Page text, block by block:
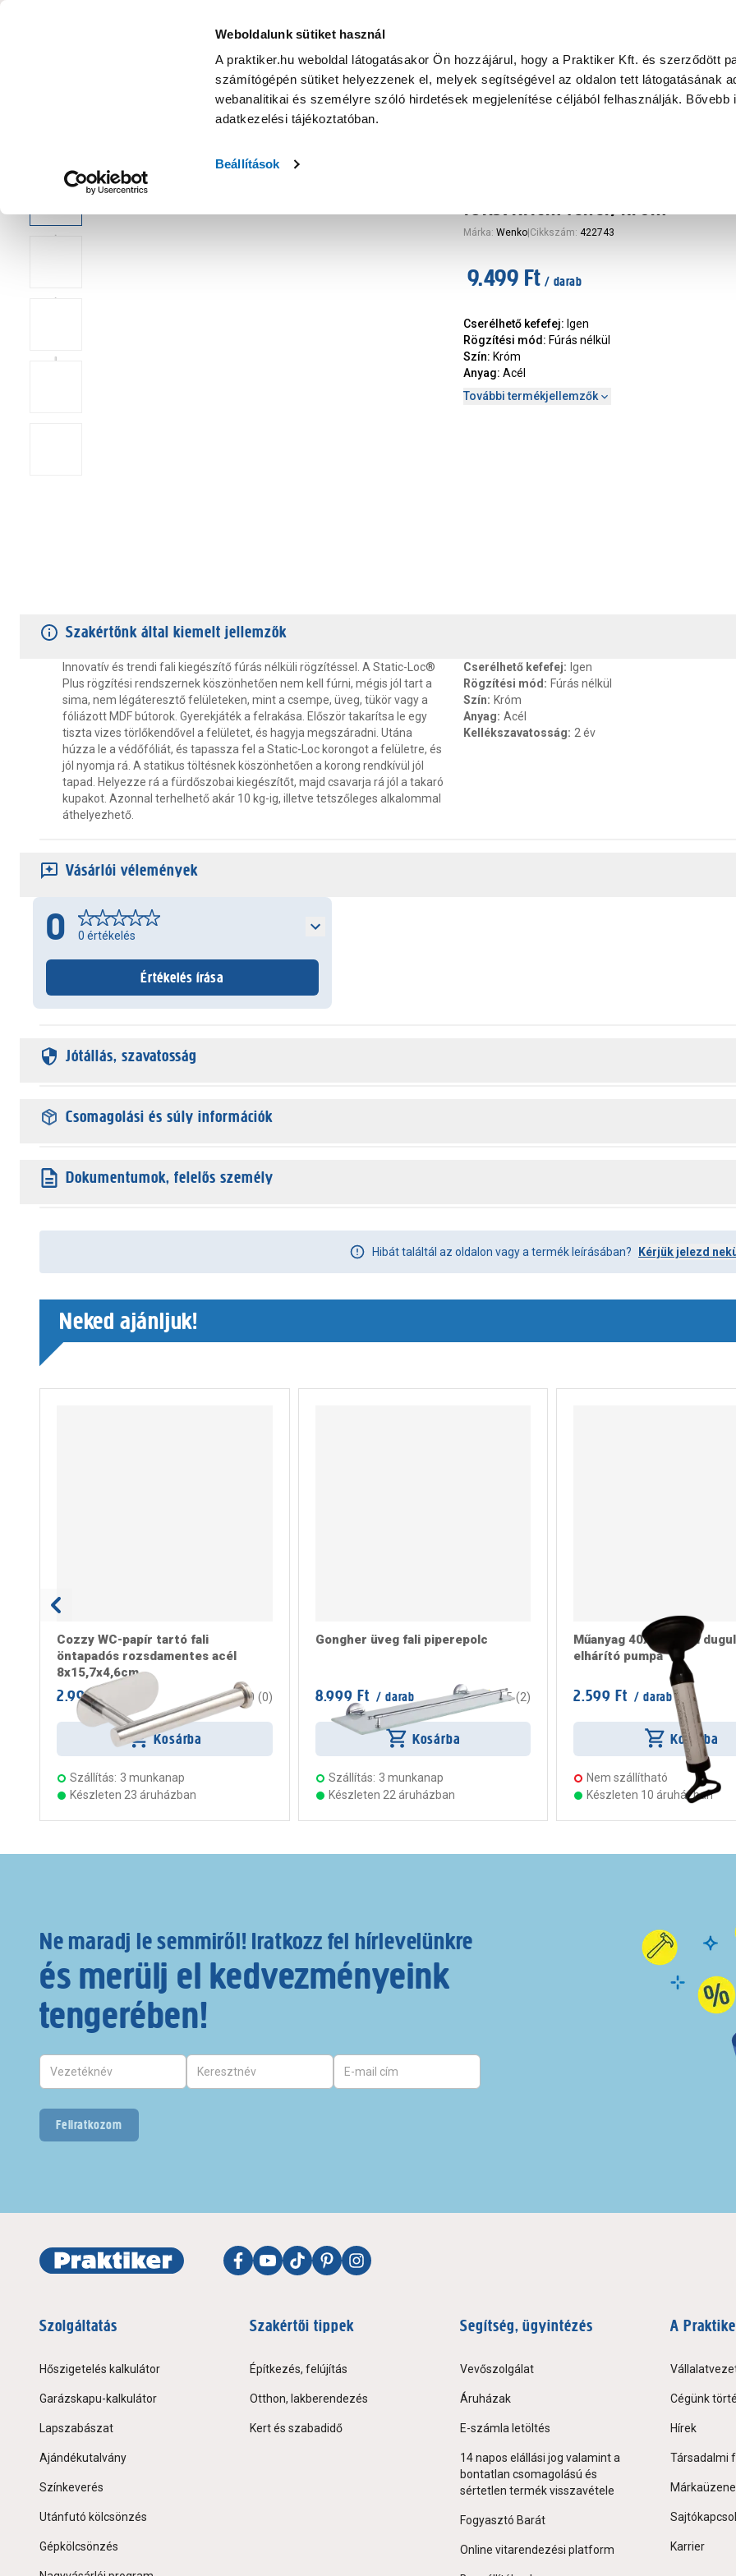
Weboldalunk sütiket használ
A praktiker.hu weboldal látogatásakor Ön hozzájárul, hogy a Praktiker Kft. és szerződött
számítógépén sütiket helyezzenek el, melyek segítségével az oldalon tett látogatásának
webanalitikai és személyre szóló hirdetések megjelenítése céljából felhasználják. Bővebb
adatkezelési tájékoztatóban.
Beállítások
KATEGÓRIÁK
Nyereményjáték Praktiker Professional Szakiajánló Ügyintézés és Információ
10x37x11cm fehér/króm
Márka: Wenko Cikkszám: 422743
9.499 Ft / darab
Cserélhető kefefej: Igen
Rögzítési mód : Fúrás nélkül
Szín: Króm
Anyag: Acél
További termékjellemzők
Szakértőnk által kiemelt jellemzők
Innovatív és trendi fali kiegészítő fúrás nélküli rögzítéssel. A Static-Loc®
Plus rögzítési rendszernek köszönhetően nem kell fúrni, mégis jól tart a
sima, nem légáteresztő felületeken, mint a csempe, üveg, tükör vagy a
fóliázott MDF bútorok. Gyerekjáték a felrakása. Először takarítsa le egy
tiszta vizes törlőkendővel a felületet, és hagyja megszáradni. Utána
húzza le a védőfóliát, és tapassza fel a Static-Loc korongot a felületre, és
jól nyomja rá. A statikus töltésnek köszönhetően a korong rendkívül jól
tapad. Helyezze rá a fürdőszobai kiegészítőt, majd csavarja rá jól a takaró
kupakot. Azonnal terhelhető akár 10 kg-ig, illetve tetszőleges alkalommal
áthelyezhető.
Cserélhető kefefej: Igen
Rögzítési mód : Fúrás nélkül
Szín: Króm
Anyag: Acél
Kellékszavatosság: 2 év
Vásárlói vélemények
0 0 értékelés
Értékelés írása
Jótállás, szavatosság
Csomagolási és súly információk
Dokumentumok, felelős személy
Hibát találtál az oldalon vagy a termék leírásában? Kérjük jelezd
Neked ajánljuk!
Cozzy WC-papír tartó fali
öntapadós rozsdamentes acél
8x15,7x4,6cm
2.999 Ft / darab 0 (0)
Kosárba
Szállítás: 3 munkanap
Készleten 23 áruházban
Gongher üveg fali piperepolc
8.999 Ft / darab 4.5 (2)
Kosárba
Szállítás: 3 munkanap
Készleten 22 áruházban
Műanyag 40x16x7 cm
elhárító pumpa
2.599 Ft / darab
Kosárba
Nem szállítható
Készleten 10 áruházban
Ne maradj le semmiről! Iratkozz fel hírlevelünkre
és merülj el kedvezményeink
tengerében!
Feliratkozom
Szolgáltatás
Hőszigetelés kalkulátor
Garázskapu-kalkulátor
Lapszabászat
Ajándékutalvány
Színkeverés
Utánfutó kölcsönzés
Gépkölcsönzés
Szakértői tippek
Építkezés, felújítás
Otthon, lakberendezés
Kert és szabadidő
Segítség, ügyintézés
Vevőszolgálat
Áruházak
E-számla letöltés
14 napos elállási jog valamint a
bontatlan csomagolású és
sértetlen termék visszavétele
Fogyasztó Barát
Online vitarendezési platform
A
Cégünk
Hírek
Társadalmi
Karrier
Wenko static-loc plus osimo wc-kefe garnitúra fali 10x37x11cm